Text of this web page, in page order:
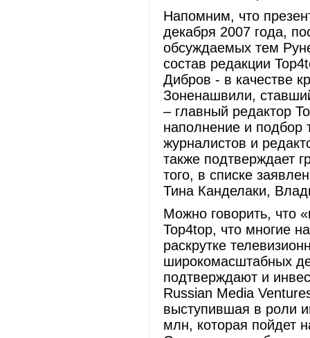
Напомним, что
декабря 2007 года,
обсуждаемых тем
состав редакции
Дибров - в качестве
Зоненашвили,
– главный редактор
наполнение и подбор
журналистов и
также подтверждает
того, в списке
Тина Канделаки,
Можно говорить, что
Top4top, что многие
раскрутке
широкомасштабных
подтверждают и
Russian Media
выступившая в роли
млн, которая пойдет